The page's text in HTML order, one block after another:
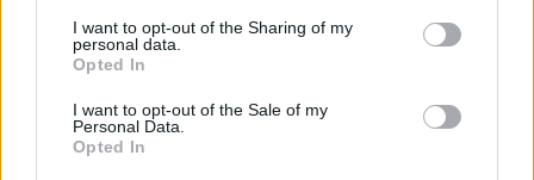
not limited to your visit or usage behaviour. You may click to
grant or deny consent to Google and its third-party tags to
use your data for below specified purposes in below Google
consent section.
I want to opt-out of the Sharing of my
personal data.
Opted In
I want to opt-out of the Sale of my
Personal Data.
Opted In
olvasóinak a (csak részben költői) provokatív kérdést,
hogy mitől kiváló és hatékony egy hadsereg. Nem
csalódtam bennetek: a parázs vitákkal is tarkított
kommentfolyamban számos érdemi és informatív
hozzászólás született, amikért köszönet jár. A nyári…